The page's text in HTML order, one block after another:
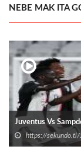
NEBE MAK ITA
Juventus Vs
https://